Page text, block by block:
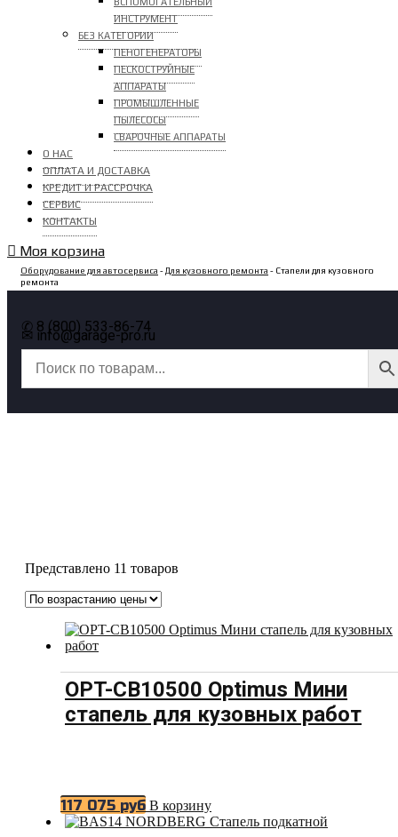
ИНСТРУМЕНТ
БЕЗ КАТЕГОРИИ
ПЕНОГЕНЕРАТОРЫ
ПЕСКОСТРУЙНЫЕ
АППАРАТЫ
ПРОМЫШЛЕННЫЕ
ПЫЛЕСОСЫ
СВАРОЧНЫЕ АППАРАТЫ
О НАС
ОПЛАТА И ДОСТАВКА
КРЕДИТ И РАССРОЧКА
СЕРВИС
КОНТАКТЫ
Моя корзина
Оборудование для автосервиса -Для кузовного ремонта - Стапели для кузовного
ремонта
✆ 8 (800) 533-86-74
✉ info@garage-pro.ru
Представлено 11 товаров
OPT-CB10500 Optimus Мини
стапель для кузовных работ
117 075 руб В корзину